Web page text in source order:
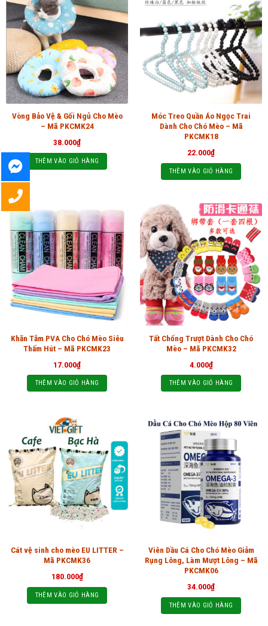
Vòng Bảo Vệ & Gối Ngủ Cho Mèo
– Mã PKCMK24
38.000₫
THÊM VÀO GIỎ HÀNG
Móc Treo Quần Áo Ngọc Trai
Dành Cho Chó Mèo – Mã
PKCMK18
22.000₫
THÊM VÀO GIỎ HÀNG
Khăn Tắm PVA Cho Chó Mèo Siêu
Thấm Hút – Mã PKCMK23
17.000₫
THÊM VÀO GIỎ HÀNG
Tất Chống Trượt Dành Cho Chó
Mèo – Mã PKCMK32
4.000₫
THÊM VÀO GIỎ HÀNG
Cát vệ sinh cho mèo EU LITTER –
Mã PKCMK36
180.000₫
THÊM VÀO GIỎ HÀNG
Viên Dầu Cá Cho Chó Mèo Giảm
Rụng Lông, Làm Mượt Lông – Mã
PKCMK06
34.000₫
THÊM VÀO GIỎ HÀNG